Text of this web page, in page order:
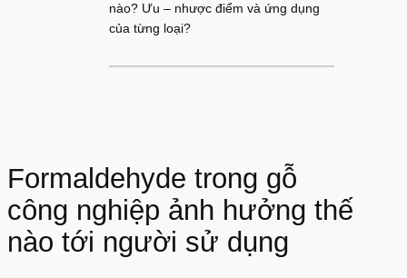
nào? Ưu – nhược điểm và ứng dụng
của từng loại?
Formaldehyde trong gỗ
công nghiệp ảnh hưởng thế
nào tới người sử dụng